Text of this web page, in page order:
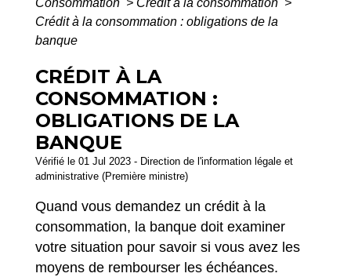
Consommation > Crédit à la consommation >
Crédit à la consommation : obligations de la
banque
CRÉDIT À LA
CONSOMMATION :
OBLIGATIONS DE LA
BANQUE
Vérifié le 01 Jul 2023 - Direction de l'information légale et
administrative (Première ministre)
Quand vous demandez un crédit à la
consommation, la banque doit examiner
votre situation pour savoir si vous avez les
moyens de rembourser les échéances.